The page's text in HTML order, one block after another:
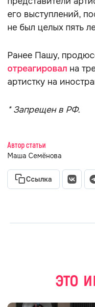
его выступлений,
не был целых пять
Ранее Пашу,
отреагировал на
артистку на
* Запрещен в РФ.
Автор статьи
Маша Семёнова
Ссылка
это